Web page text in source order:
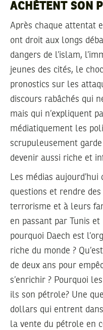
ACHÈTENT SON
Après chaque attentat
ont droit aux longs
dangers de l’islam,
jeunes des cités, le
pronostics sur les
discours rabâchés qui
mais qui n’expliquent
médiatiquement les
scrupuleusement
devenir aussi riche et
Les médias
questions et rendre
terrorisme et à leurs
en passant par Tunis
pourquoi Daech est
riche du monde ?
de deux ans pour
s’enrichir ? Pourquoi
ils son pétrole? Une
dollars qui entrent
la vente du pétrole en